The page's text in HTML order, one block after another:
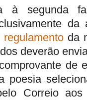
à segunda
regulamentoda
deverão
de
poesia
Correio